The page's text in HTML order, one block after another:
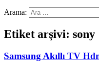
Arama:
Etiket arşivi: sony
Samsung Akıllı TV